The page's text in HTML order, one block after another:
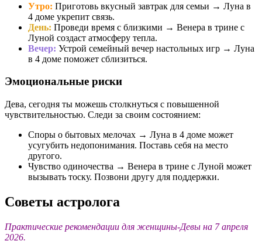
Утро: Приготовь вкусный завтрак для семьи → Луна в
4 доме укрепит связь.
День: Проведи время с близкими → Венера в трине с
Луной создаст атмосферу тепла.
Вечер: Устрой семейный вечер настольных игр → Луна
в 4 доме поможет сблизиться.
Эмоциональные риски
Дева, сегодня ты можешь столкнуться с повышенной
чувствительностью. Следи за своим состоянием:
Споры о бытовых мелочах → Луна в 4 доме может
усугубить недопонимания. Поставь себя на место
другого.
Чувство одиночества → Венера в трине с Луной может
вызывать тоску. Позвони другу для поддержки.
Советы астролога
Практические рекомендации для женщины-Девы на 7 апреля
2026.